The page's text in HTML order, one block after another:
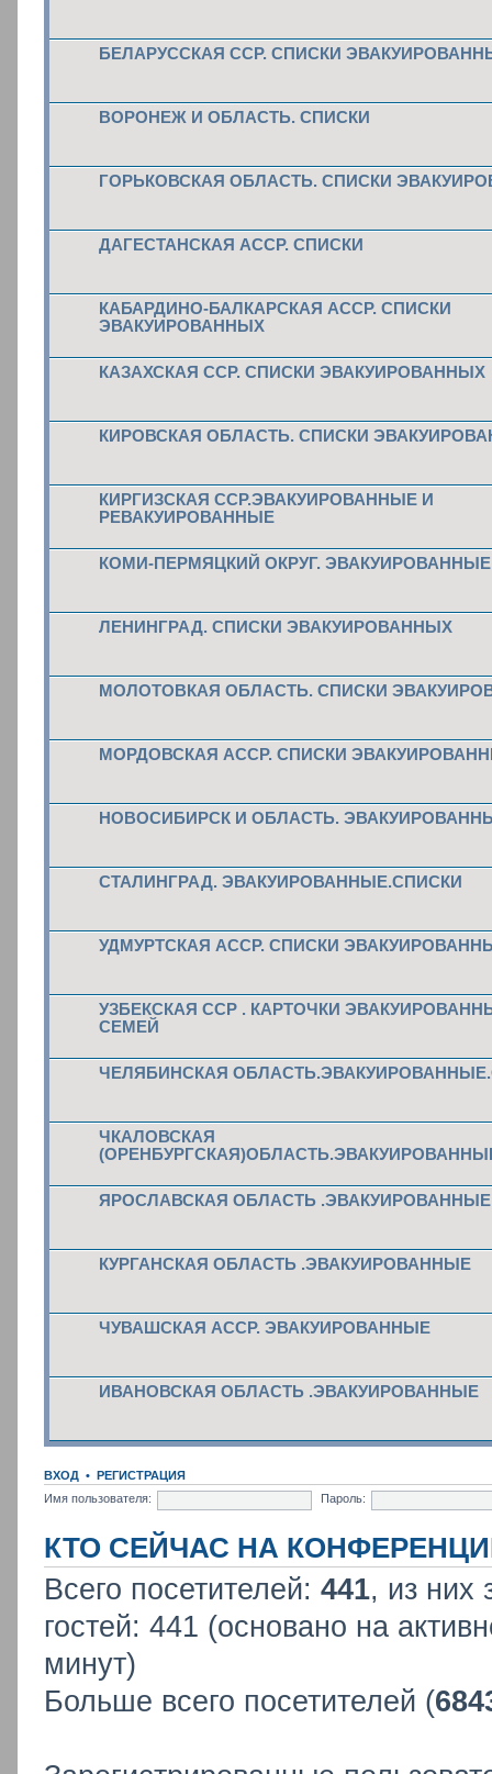
БЕЛАРУССКАЯ ССР. СПИСКИ
ВОРОНЕЖ И ОБЛАСТЬ. СПИСКИ
ГОРЬКОВСКАЯ ОБЛАСТЬ. СПИСКИ
ДАГЕСТАНСКАЯ АССР. СПИСКИ
КАБАРДИНО-БАЛКАРСКАЯ АССР. СПИСКИ
ЭВАКУИРОВАННЫХ
КАЗАХСКАЯ ССР. СПИСКИ ЭВАКУИРОВАННЫХ
КИРОВСКАЯ ОБЛАСТЬ. СПИСКИ
КИРГИЗСКАЯ ССР.ЭВАКУИРОВАННЫЕ И
РЕВАКУИРОВАННЫЕ
КОМИ-ПЕРМЯЦКИЙ ОКРУГ. ЭВАКУИРОВАННЫЕ
ЛЕНИНГРАД. СПИСКИ ЭВАКУИРОВАННЫХ
МОЛОТОВКАЯ ОБЛАСТЬ. СПИСКИ
МОРДОВСКАЯ АССР. СПИСКИ
НОВОСИБИРСК И ОБЛАСТЬ.
СТАЛИНГРАД. ЭВАКУИРОВАННЫЕ.СПИСКИ
УДМУРТСКАЯ АССР. СПИСКИ
УЗБЕКСКАЯ ССР . КАРТОЧКИ
СЕМЕЙ
ЧЕЛЯБИНСКАЯ
ЧКАЛОВСКАЯ
ЯРОСЛАВСКАЯ ОБЛАСТЬ .ЭВАКУИРОВАННЫЕ
КУРГАНСКАЯ ОБЛАСТЬ .ЭВАКУИРОВАННЫЕ
ЧУВАШСКАЯ АССР. ЭВАКУИРОВАННЫЕ
ИВАНОВСКАЯ ОБЛАСТЬ .ЭВАКУИРОВАННЫЕ
ВХОД • РЕГИСТРАЦИЯ
Имя пользователя:
Пароль:
КТО СЕЙЧАС НА
Всего посетителей: 441, из них
гостей: 441 (основано на
минут)
Больше всего посетителей (